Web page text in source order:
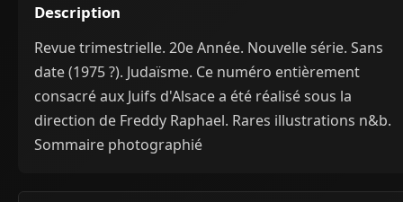
Description
Revue trimestrielle. 20e Année. Nouvelle série. Sans
date (1975 ?). Judaïsme. Ce numéro entièrement
consacré aux Juifs d'Alsace a été réalisé sous la
direction de Freddy Raphael. Rares illustrations n&b.
Sommaire photographié